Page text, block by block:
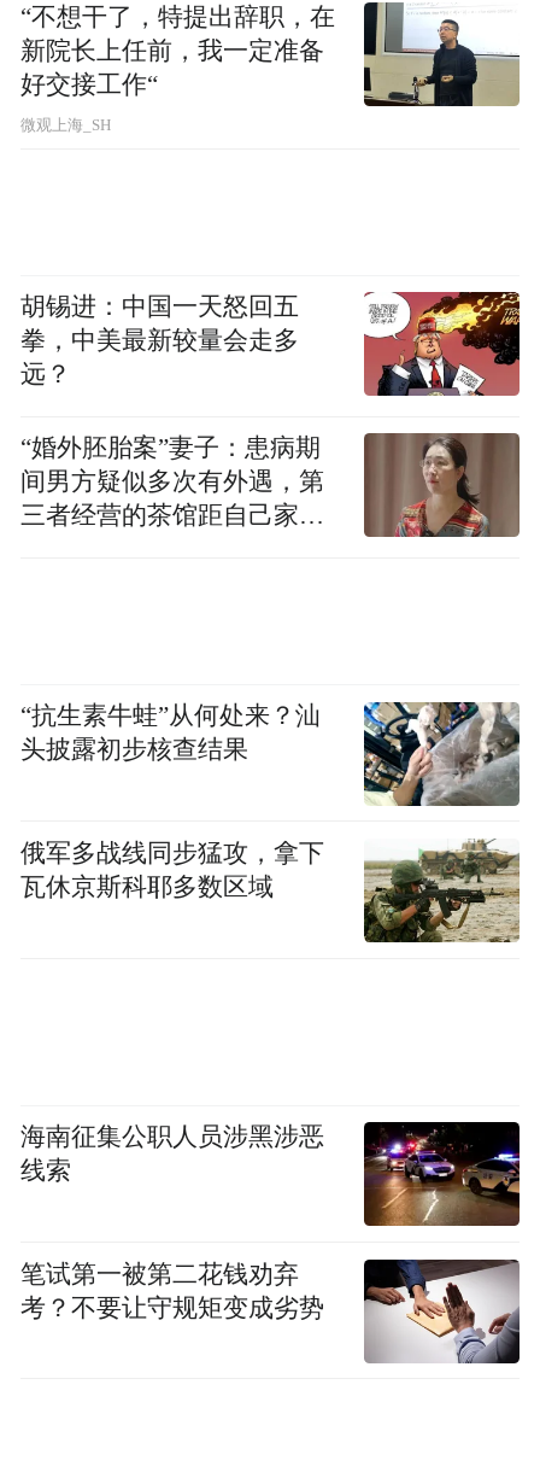
“不想干了，特提出辞职，在
新院长上任前，我一定准备
好交接工作“
微观上海_SH
胡锡进：中国一天怒回五
拳，中美最新较量会走多
远？
“婚外胚胎案”妻子：患病期
间男方疑似多次有外遇，第
三者经营的茶馆距自己家步
“抗生素牛蛙”从何处来？汕
头披露初步核查结果
俄军多战线同步猛攻，拿下
瓦休京斯科耶多数区域
海南征集公职人员涉黑涉恶
线索
笔试第一被第二花钱劝弃
考？不要让守规矩变成劣势